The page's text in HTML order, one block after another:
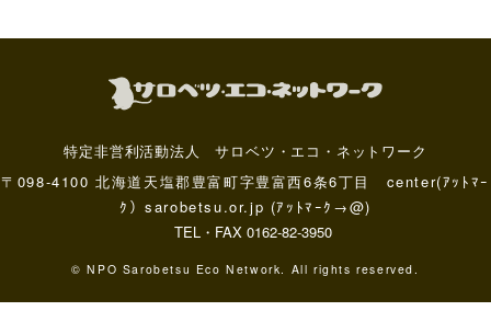
特定非営利活動法人 サロベツ・エコ・ネットワーク
〒098-4100 北海道天塩郡豊富町字豊富西6条6丁目 center(ｱｯﾄﾏｰ
ｸ）sarobetsu.or.jp (ｱｯﾄﾏｰｸ→@)
TEL・FAX 0162-82-3950
© NPO Sarobetsu Eco Network. All rights reserved.